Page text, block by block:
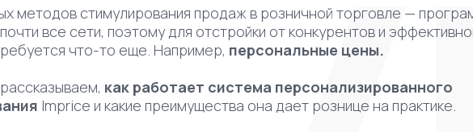
методов стимулирования продаж в розничной торговле —
все сети, поэтому для отстройки от конкурентов и
что-то еще. Например, персональные цены.
как работает система персонализированного
Imprice и какие преимущества она дает рознице на практике.